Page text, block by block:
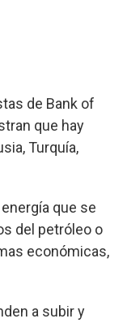
de Bank of
que hay
Turquía,
que se
del petróleo o
económicas,
a subir y